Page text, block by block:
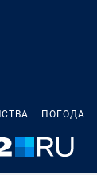
ПОГОДА